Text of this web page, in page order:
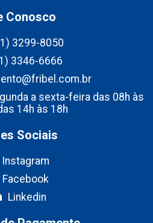
Conosco
3299-8050
3346-6666
a sexta-feira das 08h às
14h às 18h
Sociais
Instagram
Facebook
Linkedin